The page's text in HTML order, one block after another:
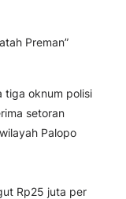
Preman”
tiga oknum polisi
setoran
Palopo
Rp25 juta per